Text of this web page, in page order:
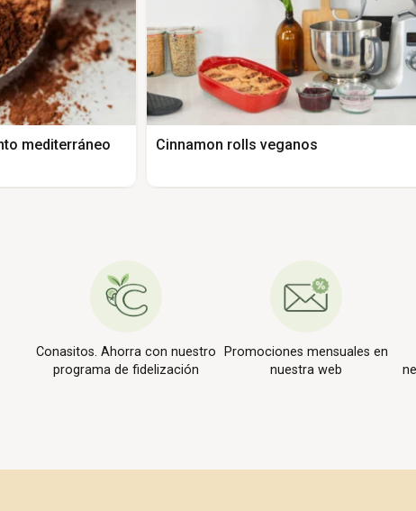
mediterráneo
Cinnamon rolls veganos
Conasitos. Ahorra con nuestro
programa de fidelización
Promociones mensuales en
nuestra web